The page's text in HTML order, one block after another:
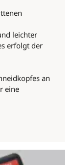
leichter
erfolgt der
an
eine